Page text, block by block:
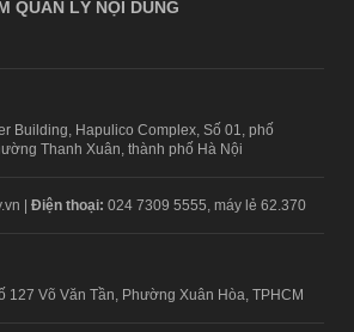
QUẢN LÝ NỘI DUNG
Building, Hapulico Complex, Số 01, phố
Thanh Xuân, thành phố Hà Nội
| Điện thoại: 024 7309 5555, máy lẻ 62.370
127 Võ Văn Tần, Phường Xuân Hòa, TPHCM